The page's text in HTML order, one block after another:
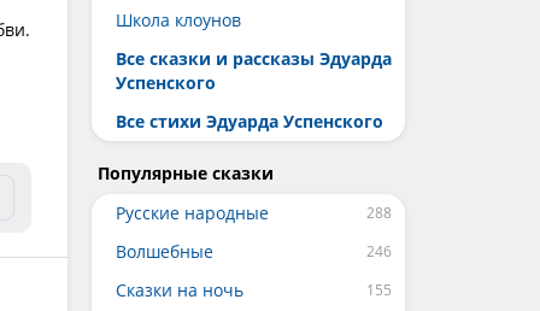
Школа клоунов
Все сказки и рассказы Эдуарда
Успенского
Все стихи Эдуарда Успенского
Популярные сказки
Русские народные
Волшебные
Сказки на ночь